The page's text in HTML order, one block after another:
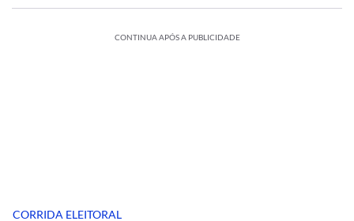
CONTINUA APÓS A PUBLICIDADE
CORRIDA ELEITORAL